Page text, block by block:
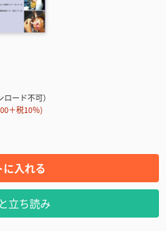
ード不可）
＋税10％)
に入れる
立ち読み